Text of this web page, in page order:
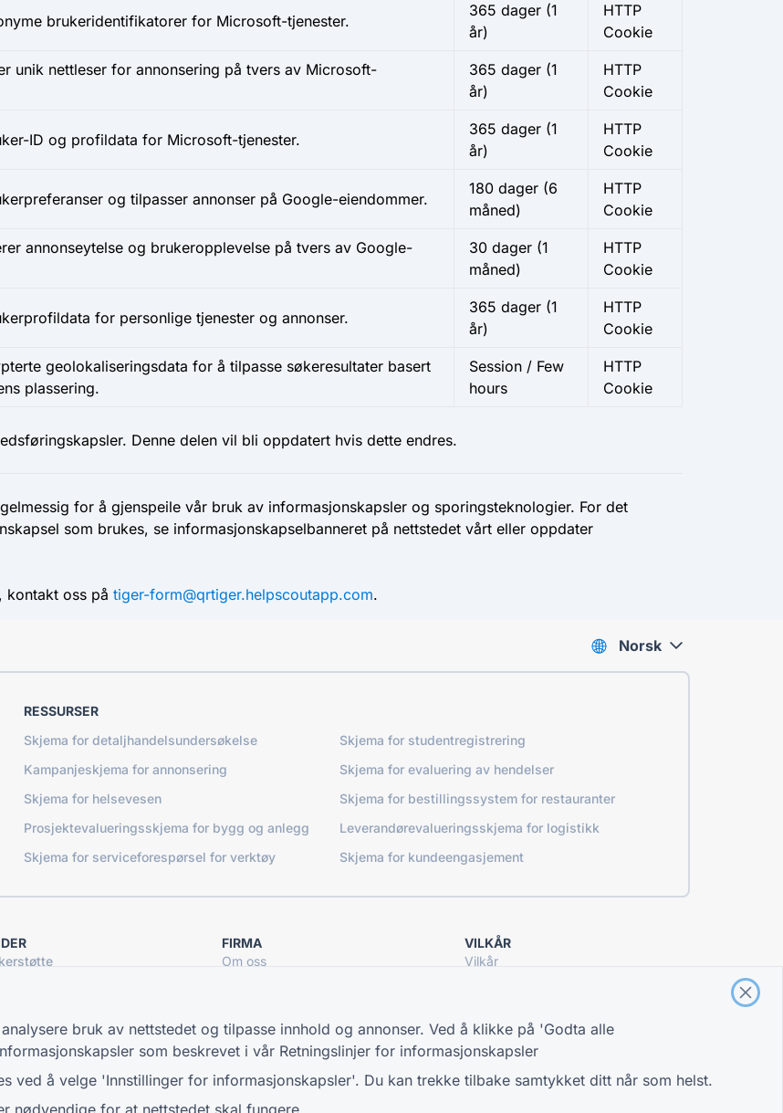
brukeridentifikatorer for Microsoft-tjenester.
365 dager (1
år)
HTTP
Cookie
unik nettleser for annonsering på tvers av Microsoft-
365 dager (1
år)
HTTP
Cookie
ID og profildata for Microsoft-tjenester.
365 dager (1
år)
HTTP
Cookie
og tilpasser annonser på Google-eiendommer.
180 dager (6
måned)
HTTP
Cookie
annonseytelse og brukeropplevelse på tvers av Google-
30 dager (1
måned)
HTTP
Cookie
for personlige tjenester og annonser.
365 dager (1
år)
HTTP
Cookie
geolokaliseringsdata for å tilpasse søkeresultater basert
plassering.
Session / Few
hours
HTTP
Cookie
Denne delen vil bli oppdatert hvis dette endres.
for å gjenspeile vår bruk av informasjonskapsler og sporingsteknologier. For det
som brukes, se informasjonskapselbanneret på nettstedet vårt eller oppdater
kontakt oss på tiger-form@qrtiger.helpscoutapp.com.
RESSURSER
Skjema for detaljhandelsundersøkelse
Skjema for studentregistrering
Kampanjeskjema for annonsering
Skjema for evaluering av hendelser
Skjema for helsevesen
Skjema for bestillingssystem for restauranter
Prosjektevalueringsskjema for bygg og anlegg
Leverandørevalueringsskjema for logistikk
Skjema for serviceforespørsel for verktøy
Skjema for kundeengasjement
FIRMA
Om oss
VILKÅR
Vilkår
Norsk
© 2026 QR Form Generator. All rights reserved.
bruk av nettstedet og tilpasse innhold og annonser. Ved å klikke på 'Godta alle
som beskrevet i vår Retningslinjer for informasjonskapsler
ved å velge 'Innstillinger for informasjonskapsler'. Du kan trekke tilbake samtykket ditt når som helst.
nødvendige for at nettstedet skal fungere.